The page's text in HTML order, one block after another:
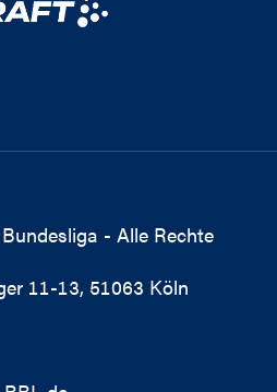
- Alle Rechte
11-13, 51063 Köln